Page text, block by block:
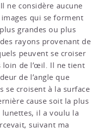
ne considère aucune
qui se forment
grandes ou plus
rayons provenant de
peuvent se croiser
de l’œil. Il ne tient
de l’angle que
se croisent à la surface
cause soit la plus
il a voulu la
suivant ma